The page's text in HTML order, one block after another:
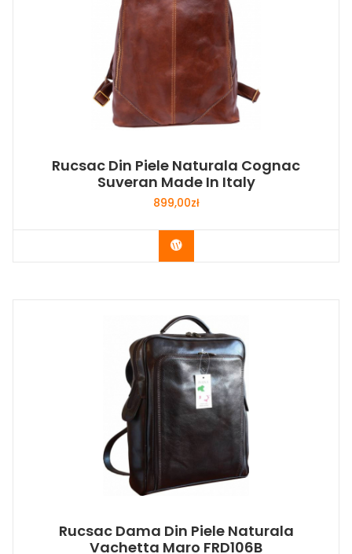
Rucsac Din Piele Naturala Cognac
Suveran Made In Italy
899,00zł
Buy Now
Rucsac Dama Din Piele Naturala
Vachetta Maro FRD106B